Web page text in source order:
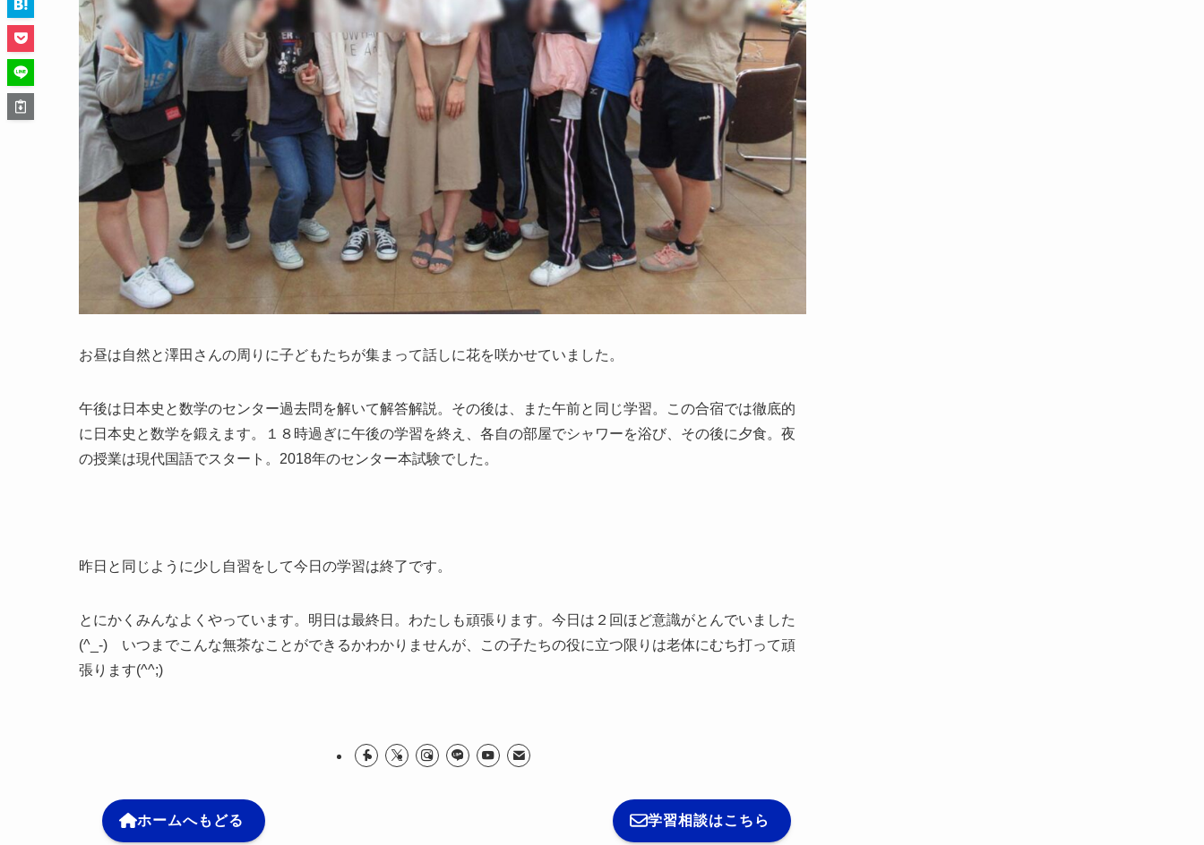
お昼は自然と澤田さんの周りに子どもたちが集まって話しに花を咲かせていました。
午後は日本史と数学のセンター過去問を解いて解答解説。その後は、また午前と同じ学習。この合宿では徹底的
に日本史と数学を鍛えます。１８時過ぎに午後の学習を終え、各自の部屋でシャワーを浴び、その後に夕食。夜
の授業は現代国語でスタート。2018年のセンター本試験でした。
昨日と同じように少し自習をして今日の学習は終了です。
とにかくみんなよくやっています。明日は最終日。わたしも頑張ります。今日は２回ほど意識がとんでいました
(^_-) いつまでこんな無茶なことができるかわかりませんが、この子たちの役に立つ限りは老体にむち打って頑
張ります(^^;)
ホームへもどる 学習相談はこちら